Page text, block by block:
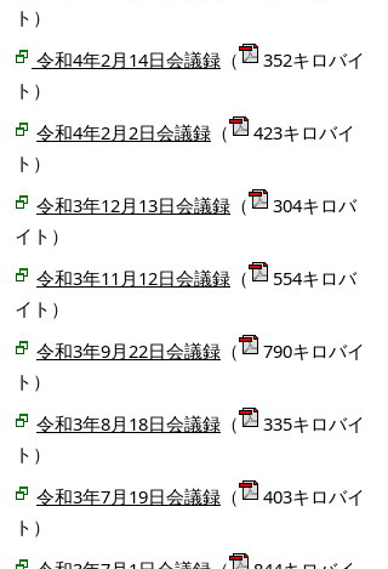
ト）
令和4年2月14日会議録 （
352キロバイ
ト）
令和4年2月2日会議録 （
423キロバイ
ト）
令和3年12月13日会議録 （
304キロバ
イト）
令和3年11月12日会議録 （
554キロバ
イト）
令和3年9月22日会議録 （
790キロバイ
ト）
令和3年8月18日会議録 （
335キロバイ
ト）
令和3年7月19日会議録 （
403キロバイ
ト）